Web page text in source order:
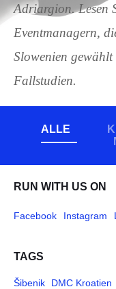
Adriargion. Lesen
Eventmanagern,
Slowenien
Fallstudien.
ALLE
RUN WITH US ON
Facebook Instagram
TAGS
Šibenik DMC Kroatien